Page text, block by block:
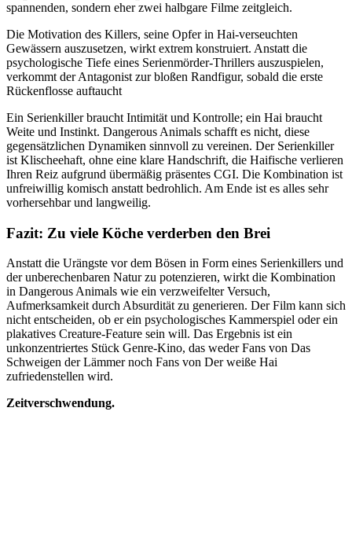
spannenden, sondern eher zwei halbgare Filme zeitgleich.
Die Motivation des Killers, seine Opfer in Hai-verseuchten
Gewässern auszusetzen, wirkt extrem konstruiert. Anstatt die
psychologische Tiefe eines Serienmörder-Thrillers auszuspielen,
verkommt der Antagonist zur bloßen Randfigur, sobald die erste
Rückenflosse auftaucht
Ein Serienkiller braucht Intimität und Kontrolle; ein Hai braucht
Weite und Instinkt. Dangerous Animals schafft es nicht, diese
gegensätzlichen Dynamiken sinnvoll zu vereinen. Der Serienkiller
ist Klischeehaft, ohne eine klare Handschrift, die Haifische verlieren
Ihren Reiz aufgrund übermäßig präsentes CGI. Die Kombination ist
unfreiwillig komisch anstatt bedrohlich. Am Ende ist es alles sehr
vorhersehbar und langweilig.
Fazit: Zu viele Köche verderben den Brei
Anstatt die Urängste vor dem Bösen in Form eines Serienkillers und
der unberechenbaren Natur zu potenzieren, wirkt die Kombination
in Dangerous Animals wie ein verzweifelter Versuch,
Aufmerksamkeit durch Absurdität zu generieren. Der Film kann sich
nicht entscheiden, ob er ein psychologisches Kammerspiel oder ein
plakatives Creature-Feature sein will. Das Ergebnis ist ein
unkonzentriertes Stück Genre-Kino, das weder Fans von Das
Schweigen der Lämmer noch Fans von Der weiße Hai
zufriedenstellen wird.
Zeitverschwendung.